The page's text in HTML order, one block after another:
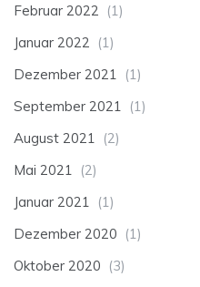
Februar 2022 (1)
Januar 2022 (1)
Dezember 2021 (1)
September 2021 (1)
August 2021 (2)
Mai 2021 (2)
Januar 2021 (1)
Dezember 2020 (1)
Oktober 2020 (3)